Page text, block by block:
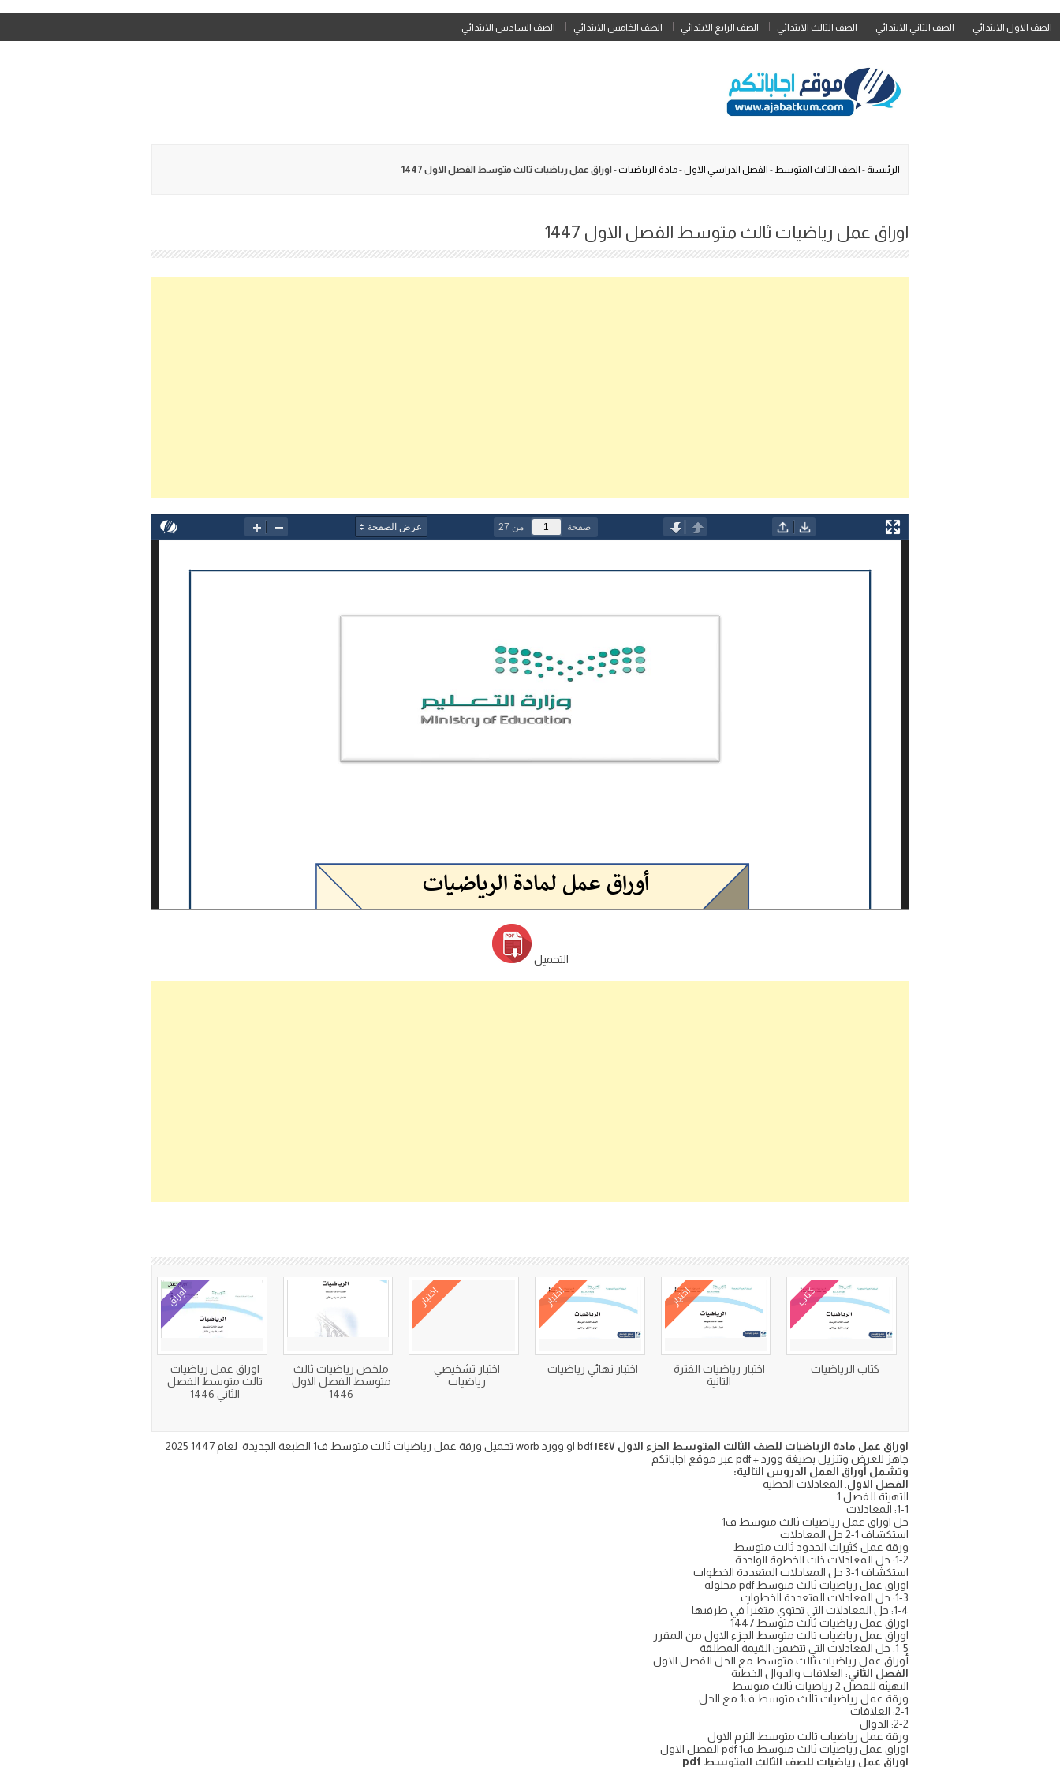
Skip
to
الصف الاول الابتدائي الصف الثاني الابتدائي الصف الثالث الابتدائي الصف الرابع الابتدائي الصف الخامس الابتدائي الصف السادس الابتدائي
الرئيسية - الصف الثالث المتوسط - الفصل الدراسي الاول-مادة الرياضيات- اوراق عمل رياضيات ثالث متوسط الفصل الاول 1447
اوراق عمل رياضيات ثالث متوسط الفصل الاول 1447
التحميل
كتاب
كتاب الرياضيات
اختبار
اختبار رياضيات الفترة
الثانية
اختبار
اختبار نهائي رياضيات
اختبار
اختبار تشخيصي
رياضيات
ملخص رياضيات ثالث
متوسط الفصل الاول
1446
أوراق
اوراق عمل رياضيات
ثالث متوسط الفصل
الثاني 1446
اوراق عمل مادة الرياضيات للصف الثالث المتوسط الجزء الاول ١٤٤٧
bdf او وورد worb تحميل ورقة عمل رياضيات ثالث متوسط ف1 الطبعة الجديدة لعام 1447 2025
جاهز للعرض وتنزيل بصيغة وورد + pdf عبر موقع اجاباتكم
وتشمل أوراق العمل الدروس التالية:
الفصل الاول: المعادلات الخطية
التهيئة للفصل 1
1-1: المعادلات
حل اوراق عمل رياضيات ثالث متوسط ف1
استكشاف 1-2 حل المعادلات
ورقة عمل كثيرات الحدود ثالث متوسط
1-2: حل المعادلات ذات الخطوة الواحدة
استكشاف 1-3 حل المعادلات المتعددة الخطوات
اوراق عمل رياضيات ثالث متوسط pdf محلوله
1-3: حل المعادلات المتعددة الخطوات
1-4: حل المعادلات التي تحتوي متغيراً في طرفيها
اوراق عمل رياضيات ثالث متوسط 1447
اوراق عمل رياضيات ثالث متوسط الجزء الاول من المقرر
1-5: حل المعادلات التي تتضمن القيمة المطلقة
أوراق عمل رياضيات ثالث متوسط مع الحل الفصل الاول
الفصل الثاني: العلاقات والدوال الخطية
التهيئة للفصل 2 رياضيات ثالث متوسط
ورقة عمل رياضيات ثالث متوسط ف1 مع الحل
2-1: العلاقات
2-2: الدوال
ورقة عمل رياضيات ثالث متوسط الترم الاول
اوراق عمل رياضيات ثالث متوسط ف1 pdf الفصل الاول
اوراق عمل رياضيات للصف الثالث المتوسط pdf